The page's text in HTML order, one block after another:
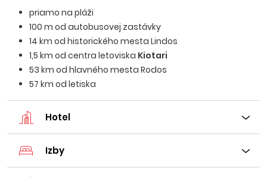
priamo na pláži
100 m od autobusovej zastávky
14 km od historického mesta Lindos
1,5 km od centra letoviska Kiotari
53 km od hlavného mesta Rodos
57 km od letiska
Hotel
Izby